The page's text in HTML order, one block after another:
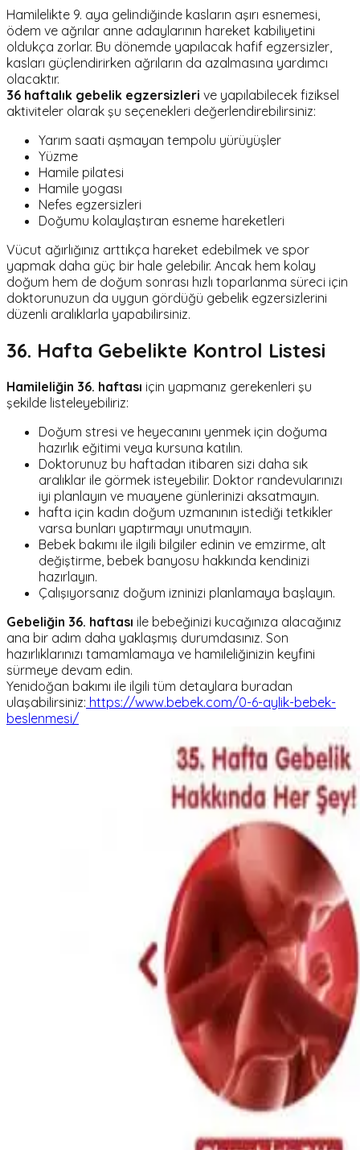
Hamilelikte 9. aya gelindiğinde kasların aşırı esnemesi,
ödem ve ağrılar anne adaylarının hareket kabiliyetini
oldukça zorlar. Bu dönemde yapılacak hafif egzersizler,
kasları güçlendirirken ağrıların da azalmasına yardımcı
olacaktır.
36 haftalık gebelik egzersizleri ve yapılabilecek fiziksel
aktiviteler olarak şu seçenekleri değerlendirebilirsiniz:
Yarım saati aşmayan tempolu yürüyüşler
Yüzme
Hamile pilatesi
Hamile yogası
Nefes egzersizleri
Doğumu kolaylaştıran esneme hareketleri
Vücut ağırlığınız arttıkça hareket edebilmek ve spor
yapmak daha güç bir hale gelebilir. Ancak hem kolay
doğum hem de doğum sonrası hızlı toparlanma süreci için
doktorunuzun da uygun gördüğü gebelik egzersizlerini
düzenli aralıklarla yapabilirsiniz.
36. Hafta Gebelikte Kontrol Listesi
Hamileliğin 36. haftası için yapmanız gerekenleri şu
şekilde listeleyebiliriz:
Doğum stresi ve heyecanını yenmek için doğuma
hazırlık eğitimi veya kursuna katılın.
Doktorunuz bu haftadan itibaren sizi daha sık
aralıklar ile görmek isteyebilir. Doktor randevularınızı
iyi planlayın ve muayene günlerinizi aksatmayın.
hafta için kadın doğum uzmanının istediği tetkikler
varsa bunları yaptırmayı unutmayın.
Bebek bakımı ile ilgili bilgiler edinin ve emzirme, alt
değiştirme, bebek banyosu hakkında kendinizi
hazırlayın.
Çalışıyorsanız doğum izninizi planlamaya başlayın.
Gebeliğin 36. haftası ile bebeğinizi kucağınıza alacağınız
ana bir adım daha yaklaşmış durumdasınız. Son
hazırlıklarınızı tamamlamaya ve hamileliğinizin keyfini
sürmeye devam edin.
Yenidoğan bakımı ile ilgili tüm detaylara buradan
ulaşabilirsiniz: https://www.bebek.com/0-6-aylik-bebek-
beslenmesi/